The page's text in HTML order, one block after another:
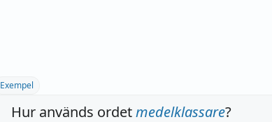
Exempel
Hur används ordetmedelklassare?